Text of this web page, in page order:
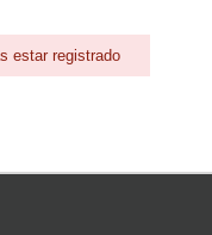
estar registrado